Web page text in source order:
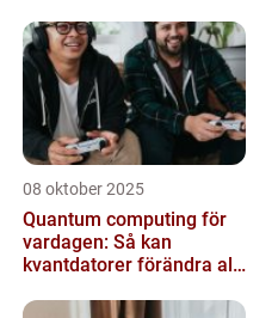
08 oktober 2025
Quantum computing för
vardagen: Så kan
kvantdatorer förändra allt